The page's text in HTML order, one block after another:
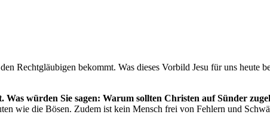
Rechtgläubigen bekommt. Was dieses Vorbild Jesu für uns heute
Was würden Sie sagen: Warum sollten Christen auf Sünder
wie die Bösen. Zudem ist kein Mensch frei von Fehlern und